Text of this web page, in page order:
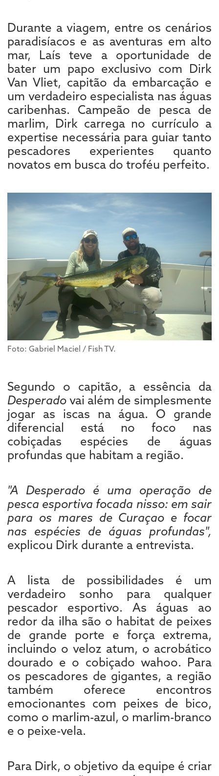
Durante a viagem, entre os cenários
paradisíacos e as aventuras em alto
mar, Laís teve a oportunidade de
bater um papo exclusivo com Dirk
Van Vliet, capitão da embarcação e
um verdadeiro especialista nas águas
caribenhas. Campeão de pesca de
marlim, Dirk carrega no currículo a
expertise necessária para guiar tanto
pescadores experientes quanto
novatos em busca do troféu perfeito.
Foto: Gabriel Maciel / Fish TV.
Segundo o capitão, a essência da
Desperado vai além de simplesmente
jogar as iscas na água. O grande
diferencial está no foco nas
cobiçadas espécies de águas
profundas que habitam a região.
"A Desperado é uma operação de
pesca esportiva focada nisso: em sair
para os mares de Curaçao e focar
nas espécies de águas profundas",
explicou Dirk durante a entrevista.
A lista de possibilidades é um
verdadeiro sonho para qualquer
pescador esportivo. As águas ao
redor da ilha são o habitat de peixes
de grande porte e força extrema,
incluindo o veloz atum, o acrobático
dourado e o cobiçado wahoo. Para
os pescadores de gigantes, a região
também oferece encontros
emocionantes com peixes de bico,
como o marlim-azul, o marlim-branco
e o peixe-vela.
Para Dirk, o objetivo da equipe é criar